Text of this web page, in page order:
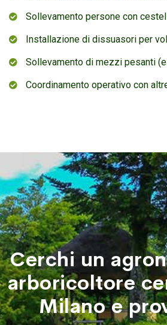
Sollevamento persone con
Installazione di dissuasori per
Sollevamento di mezzi pesanti
Coordinamento operativo con
Cerchi un
arboricoltore
Milano e